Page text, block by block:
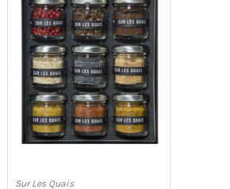
Sur Les Quais